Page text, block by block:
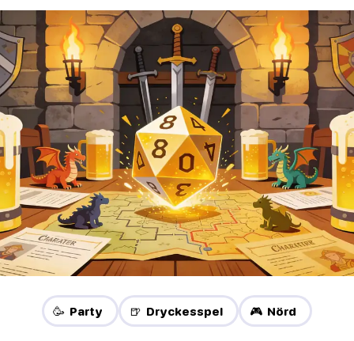
🥳 Party 🍺 Dryckesspel 🎮 Nörd